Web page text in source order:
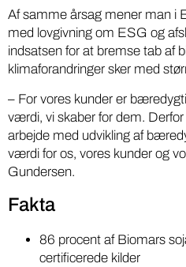
Af samme årsag mener man i
med lovgivning om ESG og
indsatsen for at bremse tab af
klimaforandringer sker med
– For vores kunder er
værdi, vi skaber for dem.
arbejde med udvikling af
værdi for os, vores kunder og
Gundersen.
Fakta
86 procent af Biomars
certificerede kilder